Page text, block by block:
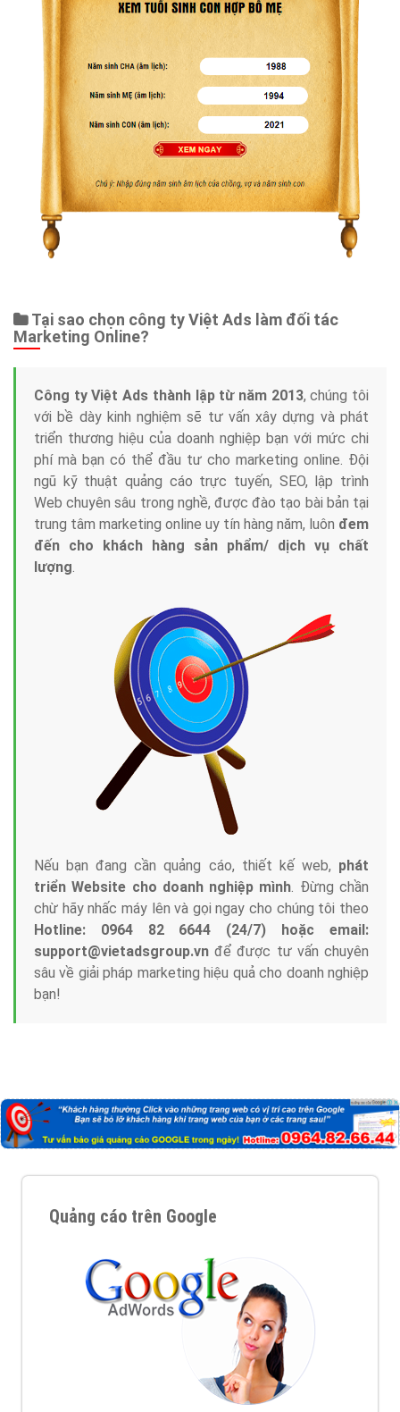
Tại sao chọn công ty Việt Ads làm đối tác
Marketing Online?
Công ty Việt Ads thành lập từ năm 2013, chúng tôi
với bề dày kinh nghiệm sẽ tư vấn xây dựng và phát
triển thương hiệu của doanh nghiệp bạn với mức chi
phí mà bạn có thể đầu tư cho marketing online. Đội
ngũ kỹ thuật quảng cáo trực tuyến, SEO, lập trình
Web chuyên sâu trong nghề, được đào tạo bài bản tại
trung tâm marketing online uy tín hàng năm, luôn đem
đến cho khách hàng sản phẩm/ dịch vụ chất
lượng.
Nếu bạn đang cần quảng cáo, thiết kế web, phát
triển Website cho doanh nghiệp mình. Đừng chần
chừ hãy nhấc máy lên và gọi ngay cho chúng tôi theo
Hotline: 0964 82 6644 (24/7) hoặc email:
support@vietadsgroup.vn để được tư vấn chuyên
sâu về giải pháp marketing hiệu quả cho doanh nghiệp
bạn!
Quảng cáo trên Google